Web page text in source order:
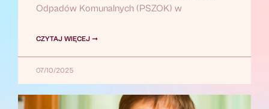
Odpadów Komunalnych (PSZOK) w
CZYTAJ WIĘCEJ ➞
07/10/2025